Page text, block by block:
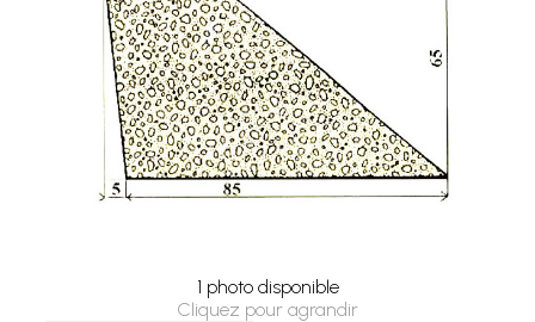
1 photo disponible
Cliquez pour agrandir